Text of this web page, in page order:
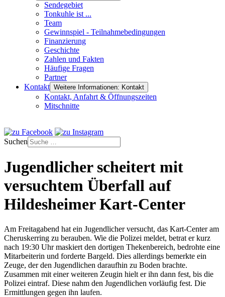
Sendegebiet
Tonkuhle ist ...
Team
Gewinnspiel - Teilnahmebedingungen
Finanzierung
Geschichte
Zahlen und Fakten
Häufige Fragen
Partner
Kontakt Weitere Informationen: Kontakt
Kontakt, Anfahrt & Öffnungszeiten
Mitschnitte
Suchen
Jugendlicher scheitert mit
versuchtem Überfall auf
Hildesheimer Kart-Center
Am Freitagabend hat ein Jugendlicher versucht, das Kart-Center am
Cheruskerring zu berauben. Wie die Polizei meldet, betrat er kurz
nach 19:30 Uhr maskiert den dortigen Thekenbereich, bedrohte eine
Mitarbeiterin und forderte Bargeld. Dies allerdings bemerkte ein
Zeuge, der den Jugendlichen daraufhin zu Boden brachte.
Zusammen mit einer weiteren Zeugin hielt er ihn dann fest, bis die
Polizei eintraf. Diese nahm den Jugendlichen vorläufig fest. Die
Ermittlungen gegen ihn laufen.